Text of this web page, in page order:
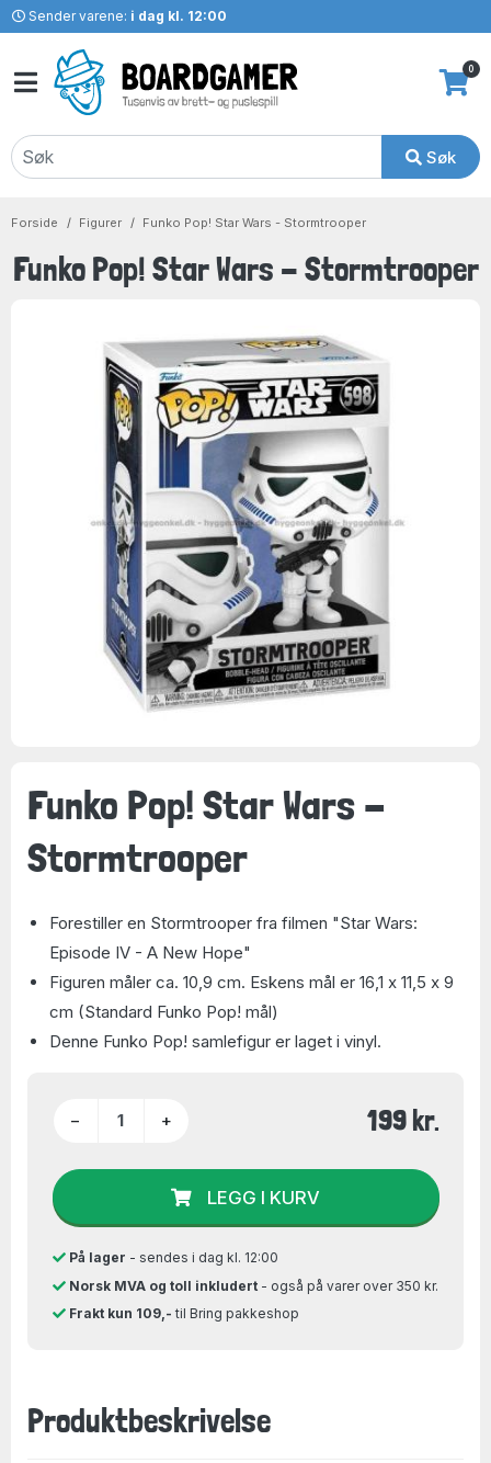
Sender varene: i dag kl. 12:00
Søk
0
Forside Figurer Funko Pop! Star Wars - Stormtrooper
Funko Pop! Star Wars - Stormtrooper
Funko Pop! Star Wars -
Stormtrooper
Forestiller en Stormtrooper fra filmen "Star Wars:
Episode IV - A New Hope"
Figuren måler ca. 10,9 cm. Eskens mål er 16,1 x 11,5 x 9
cm (Standard Funko Pop! mål)
Denne Funko Pop! samlefigur er laget i vinyl.
− + 199 kr.
LEGG I KURV
På lager - sendes i dag kl. 12:00
Norsk MVA og toll inkludert- også på varer over 350 kr.
Frakt kun 109,- til Bring pakkeshop
Produktbeskrivelse